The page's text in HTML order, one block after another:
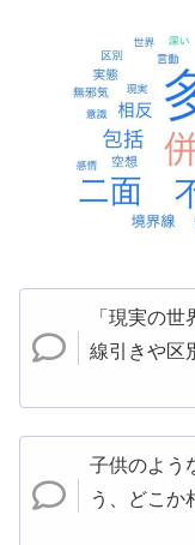
「現実の
線引きや区
子供のよう
う、どこか